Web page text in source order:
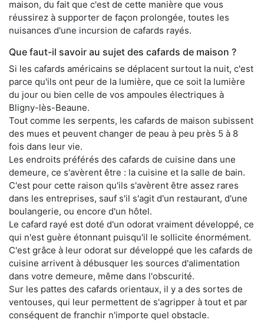
maison, du fait que c'est de cette manière que vous
réussirez à supporter de façon prolongée, toutes les
nuisances d'une incursion de cafards rayés.
Que faut-il savoir au sujet des cafards de maison ?
Si les cafards américains se déplacent surtout la nuit, c'est
parce qu'ils ont peur de la lumière, que ce soit la lumière
du jour ou bien celle de vos ampoules électriques à
Bligny-lès-Beaune.
Tout comme les serpents, les cafards de maison subissent
des mues et peuvent changer de peau à peu près 5 à 8
fois dans leur vie.
Les endroits préférés des cafards de cuisine dans une
demeure, ce s'avèrent être : la cuisine et la salle de bain.
C'est pour cette raison qu'ils s'avèrent être assez rares
dans les entreprises, sauf s'il s'agit d'un restaurant, d'une
boulangerie, ou encore d'un hôtel.
Le cafard rayé est doté d'un odorat vraiment développé, ce
qui n'est guère étonnant puisqu'il le sollicite énormément.
C'est grâce à leur odorat sur développé que les cafards de
cuisine arrivent à débusquer les sources d'alimentation
dans votre demeure, même dans l'obscurité.
Sur les pattes des cafards orientaux, il y a des sortes de
ventouses, qui leur permettent de s'agripper à tout et par
conséquent de franchir n'importe quel obstacle.